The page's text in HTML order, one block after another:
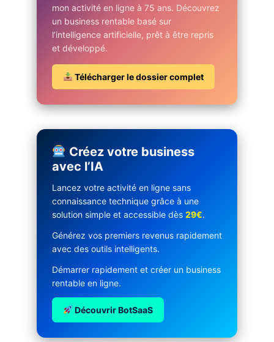
mon activité en ligne à 75 ans. Découvrez
un business rentable basé sur
l’intelligence artificielle, prêt à être repris
et développé.
Télécharger le dossier complet
Créez votre business
avec l’IA
Lancez votre activité en ligne sans
connaissance technique grâce à une
solution simple et accessible dès 29€.
Générez vos premiers revenus rapidement
avec des outils intelligents.
Démarrer rapidement et créer un business
rentable en ligne.
Découvrir BotSaaS